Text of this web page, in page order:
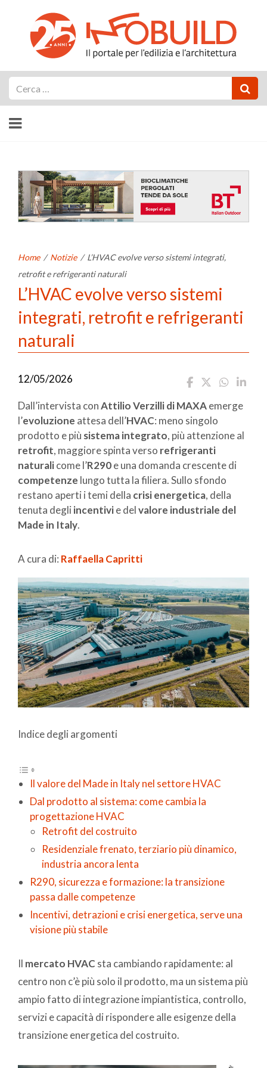
Home / Notizie / L’HVAC evolve verso sistemi integrati,
retrofit e refrigeranti naturali
L’HVAC evolve verso sistemi
integrati, retrofit e refrigeranti
naturali
12/05/2026
Dall’intervista conAttilio Verzilli di MAXAemerge
l’evoluzione attesa dell’HVAC: meno singolo
prodotto e più sistema integrato, più attenzione al
retrofit, maggiore spinta verso refrigeranti
naturalicome l’R290e una domanda crescente di
competenze lungo tutta la filiera. Sullo sfondo
restano aperti i temi della crisi energetica, della
tenuta degli incentivie delvalore industriale del
Made in Italy.
A cura di: Raffaella Capritti
Indice degli argomenti
Il valore del Made in Italy nel settore HVAC
Dal prodotto al sistema: come cambia la
progettazione HVAC
Retrofit del costruito
Residenziale frenato, terziario più dinamico,
industria ancora lenta
R290, sicurezza e formazione: la transizione
passa dalle competenze
Incentivi, detrazioni e crisi energetica, serve una
visione più stabile
Il mercato HVAC sta cambiando rapidamente: al
centro non c’è più solo il prodotto, ma un sistema più
ampio fatto di integrazione impiantistica, controllo,
servizi e capacità di rispondere alle esigenze della
transizione energetica del costruito.